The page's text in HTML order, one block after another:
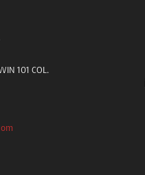
101 COL.